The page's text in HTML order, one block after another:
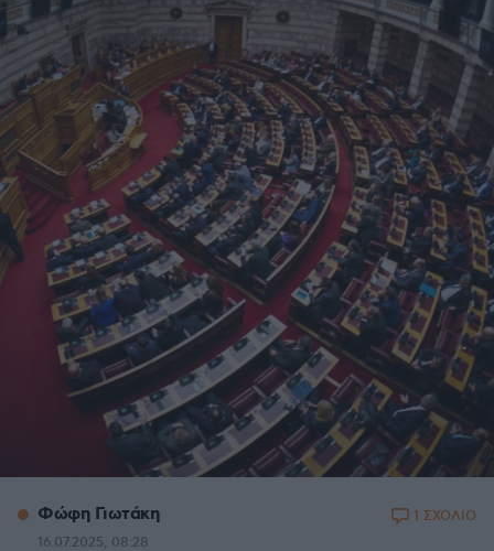
Φώφη Γιωτάκη
16.07.2025, 08:28
1 ΣΧΟΛΙΟ